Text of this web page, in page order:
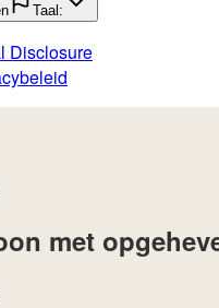
Taal:
Disclosure
met